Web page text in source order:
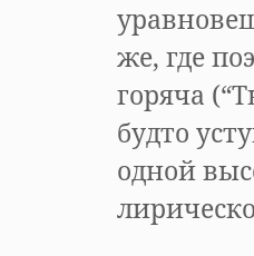
же, где
горяча
будто
одной